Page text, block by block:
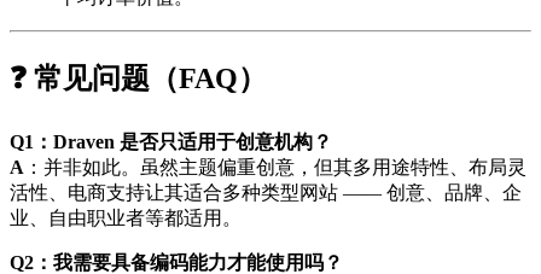
❓ 常见问题（FAQ）
Q1：Draven 是否只适用于创意机构？
A ：并非如此。虽然主题偏重创意，但其多用途特性、布局灵
活性、电商支持让其适合多种类型网站 —— 创意、品牌、企
业、自由职业者等都适用。
Q2：我需要具备编码能力才能使用吗？